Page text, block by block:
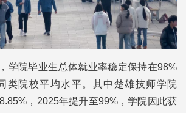
学院毕业生总体就业率稳定保持在98%
类院校平均水平。其中楚雄技师学院
，2025年提升至99%，学院因此获